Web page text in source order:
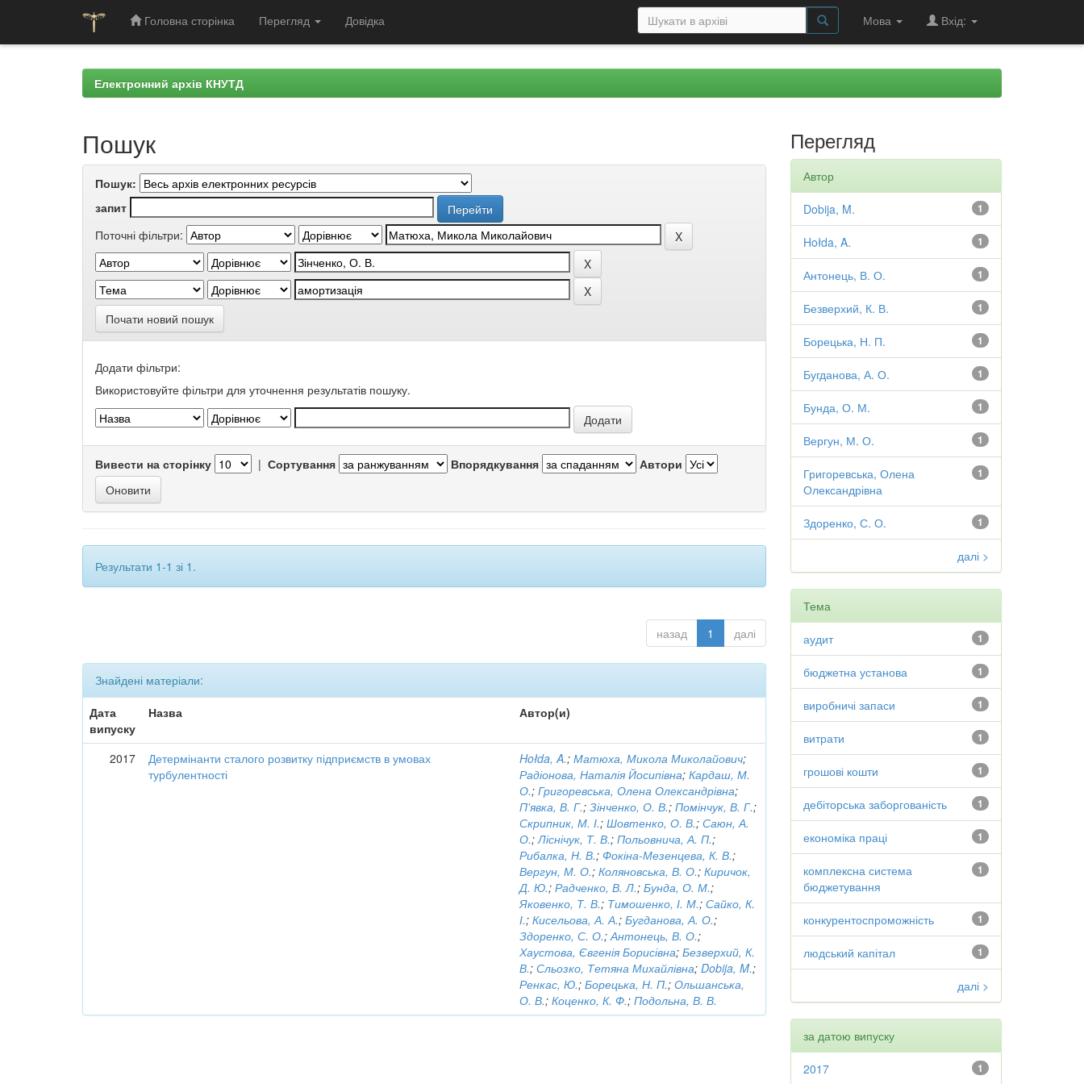
Головна сторінка Перегляд Довідка Мова Вхід:
Електронний архів КНУТД
Пошук
Пошук:
запит
Поточні фільтри:
Почати новий пошук
Додати фільтри:
Використовуйте фільтри для уточнення результатів пошуку.
Вивести на сторінку | Сортування Впорядкування Автори
Результати 1-1 зі 1.
назад 1 далі
Знайдені матеріали:
Дата
випуску
Назва Автор(и)
2017
Детермінанти сталого розвитку підприємств в умовах
турбулентності
Hołda, A.;Матюха, Микола Миколайович;
Радіонова, Наталія Йосипівна;Кардаш, М.
О.;Григоревська, Олена Олександрівна;
П'явка, В. Г.;Зінченко, О. В.;Помінчук, В. Г.;
Скрипник, М. І.;Шовтенко, О. В.;Саюн, А.
О.;Ліснічук, Т. В.;Польовнича, А. П.;
Рибалка, Н. В.;Фокіна-Мезенцева, К. В.;
Вергун, М. О.;Коляновська, В. О.;Киричок,
Д. Ю.;Радченко, В. Л.;Бунда, О. М.;
Яковенко, Т. В.; Тимошенко, І. М.;Сайко, К.
І.;Кисельова, А. А.;Бугданова, А. О.;
Здоренко, С. О.;Антонець, В. О.;
Хаустова, Євгенія Борисівна;Безверхий, К.
В.;Сльозко, Тетяна Михайлівна;Dobija, M.;
Ренкас, Ю.;Борецька, Н. П.;Ольшанська,
О. В.;Коценко, К. Ф.;Подольна, В. В.
Перегляд
Автор
1
Dobija, M.
1
Hołda, A.
1
Антонець, В. О.
1
Безверхий, К. В.
1
Борецька, Н. П.
1
Бугданова, А. О.
1
Бунда, О. М.
1
Вергун, М. О.
1
Григоревська, Олена
Олександрівна
1
Здоренко, С. О.
далі >
Тема
1
аудит
1
бюджетна установа
1
виробничі запаси
1
витрати
1
грошові кошти
1
дебіторська заборгованість
1
економіка праці
1
комплексна система
бюджетування
1
конкурентоспроможність
1
людський капітал
далі >
за датою випуску
1
2017